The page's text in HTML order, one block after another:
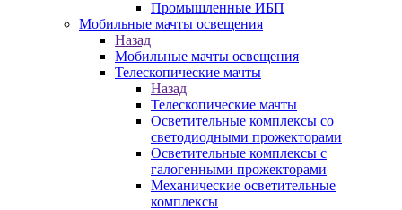
Промышленные ИБП
Мобильные мачты освещения
Назад
Мобильные мачты освещения
Телескопические мачты
Назад
Телескопические мачты
Осветительные комплексы со
светодиодными прожекторами
Осветительные комплексы с
галогенными прожекторами
Механические осветительные
комплексы